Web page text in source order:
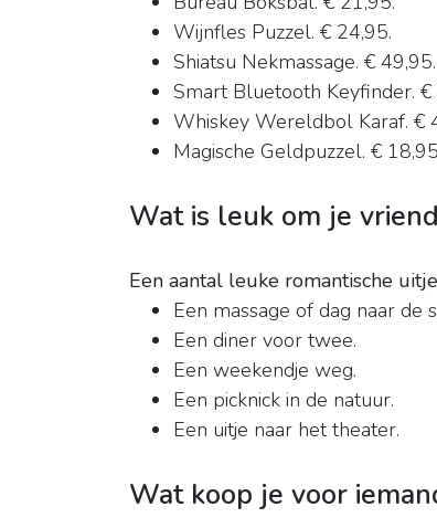
Wijnfles Puzzel. € 24,95.
Shiatsu Nekmassage. € 49,95.
Smart Bluetooth Keyfinder. €
Whiskey Wereldbol Karaf. €
Magische Geldpuzzel. €
Wat is leuk om je
Een aantal leuke romantische
Een massage of dag naar de
Een diner voor twee.
Een weekendje weg.
Een picknick in de natuur.
Een uitje naar het theater.
Wat koop je voor